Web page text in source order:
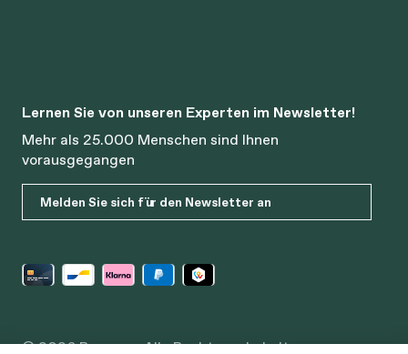
Lernen Sie von unseren Experten im Newsletter!
Mehr als 25.000 Menschen sind Ihnen
vorausgegangen
Melden Sie sich für den Newsletter an
© 2026 Bonusan. Alle Rechte vorbehalten